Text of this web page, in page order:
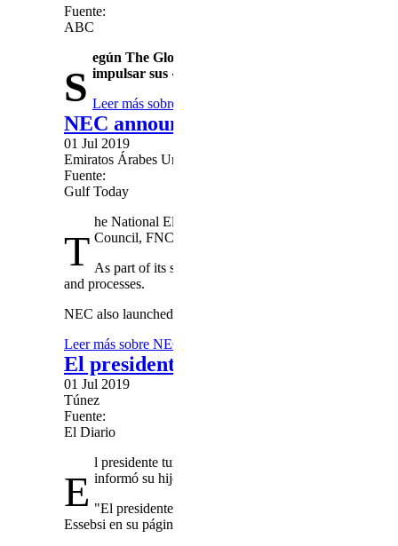
Fuente:
ABC
S
egún The Globe and Mail, la junta militar habría
impulsar sus «objetivos políticos»
Leer mássobre El gobierno de transición de Sudán
NEC announces FNC elections
01 Jul 2019
Emiratos Árabes Unidos
Fuente:
Gulf Today
T
he National Elections Committee (NEC) on Monday
Council, FNC, with Oct.5, 2019, selected as the main
As part of its sustained efforts to ensure
and processes.
NEC also launched a call centre for the fourth cycle of
Leer más sobre NEC announces FNC elections schedule
El presidente de Túnez sale del
01 Jul 2019
Túnez
Fuente:
El Diario
E
l presidente tunecino, Beji Caid Essebsi, de 92 años,
informó su hijo y secretario general de "Nidaa
"El presidente abandonó el hospital militar esta
Essebsi en su página oficial de una conocida red social